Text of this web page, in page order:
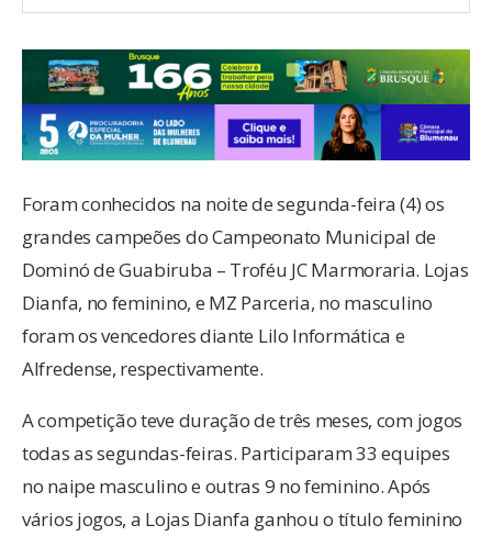
Foram conhecidos na noite de segunda-feira (4) os
grandes campeões do Campeonato Municipal de
Dominó de Guabiruba – Troféu JC Marmoraria. Lojas
Dianfa, no feminino, e MZ Parceria, no masculino
foram os vencedores diante Lilo Informática e
Alfredense, respectivamente.
A competição teve duração de três meses, com jogos
todas as segundas-feiras. Participaram 33 equipes
no naipe masculino e outras 9 no feminino. Após
vários jogos, a Lojas Dianfa ganhou o título feminino